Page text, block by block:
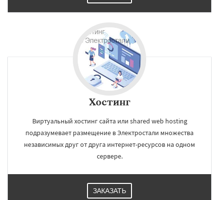
Хостинг
Виртуальный хостинг сайта или shared web hosting
подразумевает размещение в Электростали множества
независимых друг от друга интернет-ресурсов на одном
сервере.
ЗАКАЗАТЬ